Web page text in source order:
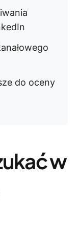
do oceny
w